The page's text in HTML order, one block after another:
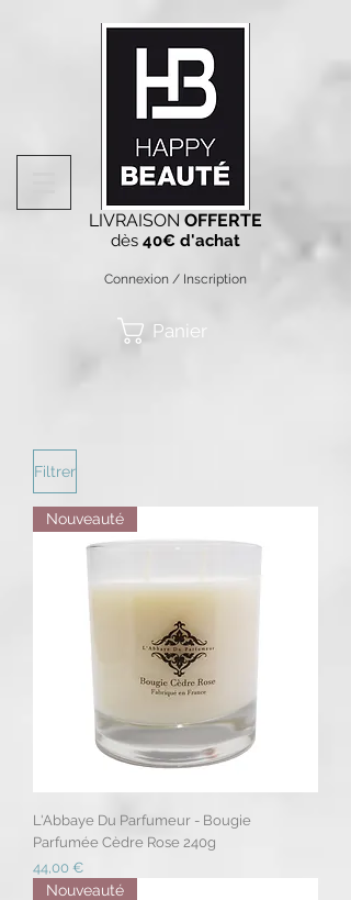
LIVRAISON OFFERTE
dès 40€ d'achat
Connexion / Inscription
Panier
Filtrer
Nouveauté
L'Abbaye Du Parfumeur - Bougie
Parfumée Cèdre Rose 240g
Prix
44,00 €
Nouveauté